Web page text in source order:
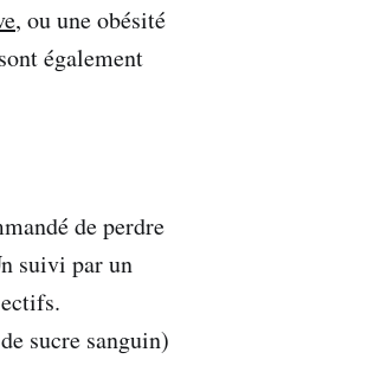
, ou une obésité
également
de perdre
suivi par un
sucre sanguin)